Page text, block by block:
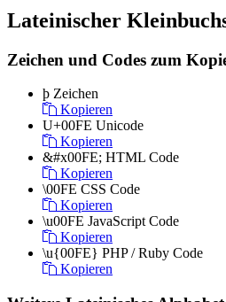
Lateinischer
Zeichen und Codes zum
þ Zeichen
Kopieren
U+00FE Unicode
Kopieren
&#x00FE; HTML Code
Kopieren
\00FE CSS Code
Kopieren
\u00FE JavaScript Code
Kopieren
\u{00FE} PHP / Ruby Code
Kopieren